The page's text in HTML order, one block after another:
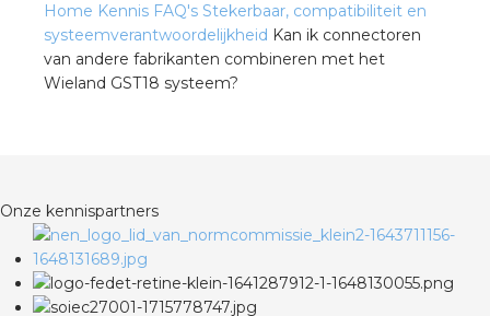
Home Kennis FAQ's Stekerbaar, compatibiliteit en
systeemverantwoordelijkheid Kan ik connectoren
van andere fabrikanten combineren met het
Wieland GST18 systeem?
Onze kennispartners